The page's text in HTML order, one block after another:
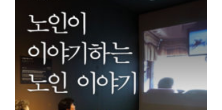
민속이야기
민속 인사이드